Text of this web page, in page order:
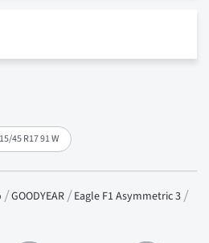
45 R17 91 W
GOODYEAR
Eagle F1 Asymmetric 3